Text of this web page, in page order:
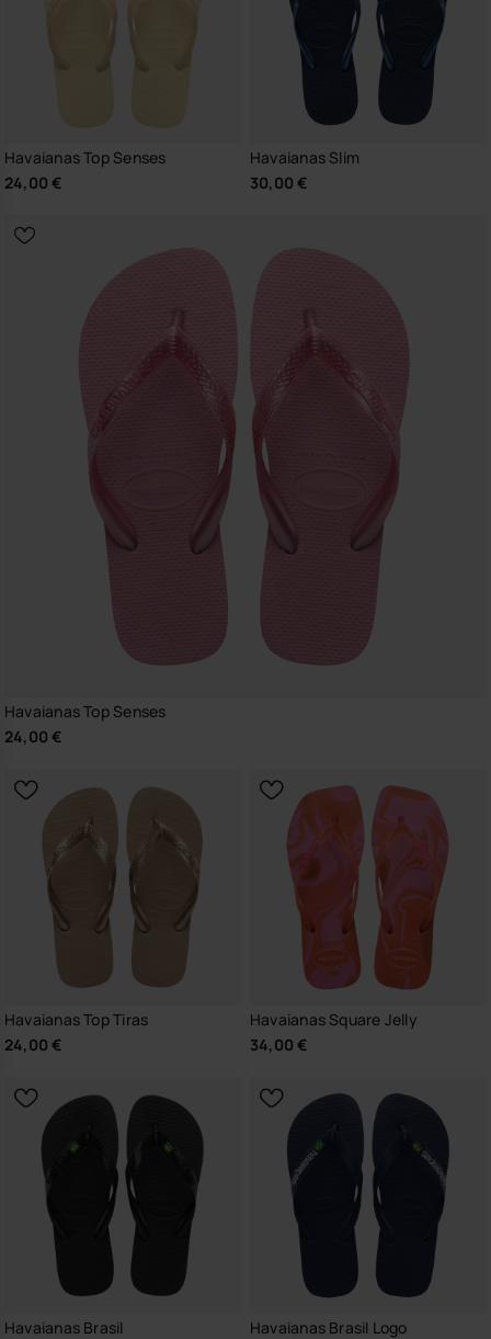
Havaianas Top Senses
24,00 €
Havaianas Slim
30,00 €
Havaianas Top Senses
24,00 €
Havaianas Top Tiras
24,00 €
Havaianas Square Jelly
34,00 €
Havaianas Brasil
Havaianas Brasil Logo